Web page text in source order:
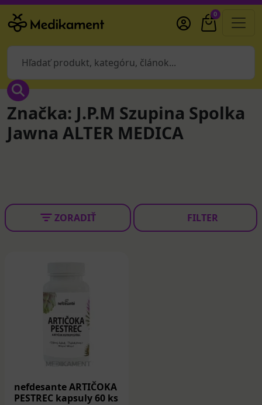
0
Značka: J.P.M Szupina Spolka
Jawna ALTER MEDICA
ZORADIŤ FILTER
nefdesante ARTIČOKA
PESTREC kapsuly 60 ks